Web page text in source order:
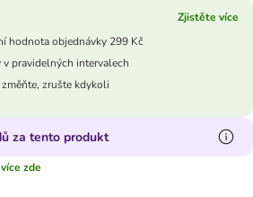
Zjistěte více
hodnota objednávky 299 Kč
v pravidelných intervalech
zrušte kdykoli
za tento produkt
více zde